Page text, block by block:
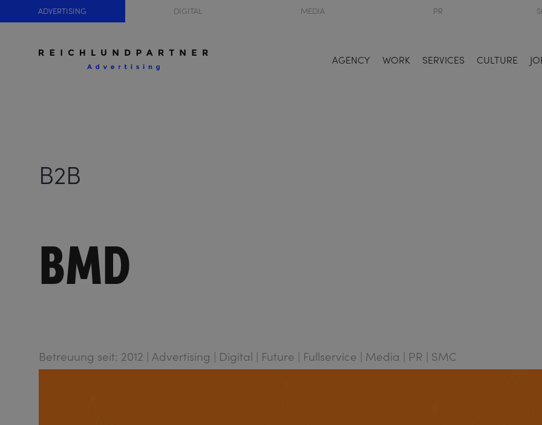
ADVERTISING DIGITAL MEDIA PR
AGENCY WORK SERVICES CULTURE
B2B
BMD
Betreuung seit: 2012 | Advertising | Digital | Future | Fullservice | Media | PR | SMC